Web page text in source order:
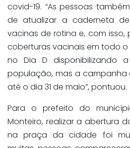
covid-19. “As pessoas
de atualizar a caderneta
vacinas de rotina e, com isso,
coberturas vacinais em todo o
no Dia D disponibilizando
população, mas a campanha
até o dia 31 de maio”, pontuou.
Para o prefeito do
Monteiro, realizar a abertura
na praça da cidade foi